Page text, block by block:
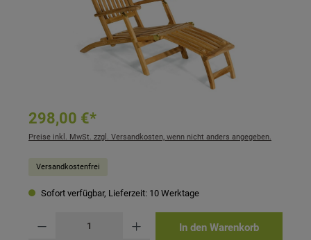
298,00 €*
Preise inkl. MwSt. zzgl. Versandkosten, wenn nicht anders angegeben.
Versandkostenfrei
Sofort verfügbar, Lieferzeit: 10 Werktage
In den Warenkorb